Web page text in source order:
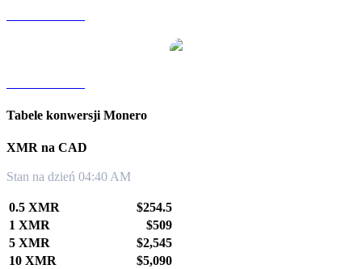
Tabele konwersji Monero
XMR na CAD
Stan na dzień 04:40 AM
0.5 XMR
$254.5
1 XMR
$509
5 XMR
$2,545
10 XMR
$5,090